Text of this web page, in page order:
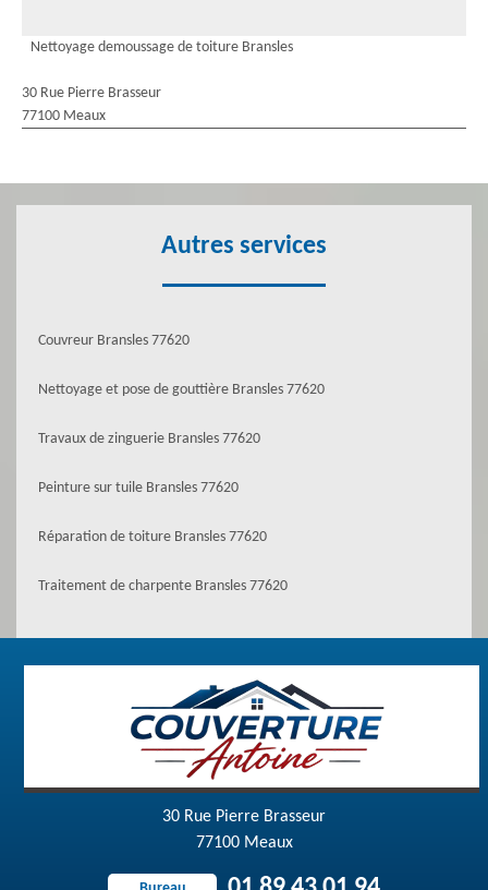
Nettoyage demoussage de toiture Bransles
30 Rue Pierre Brasseur
77100 Meaux
Autres services
Couvreur Bransles 77620
Nettoyage et pose de gouttière Bransles 77620
Travaux de zinguerie Bransles 77620
Peinture sur tuile Bransles 77620
Réparation de toiture Bransles 77620
Traitement de charpente Bransles 77620
30 Rue Pierre Brasseur
77100 Meaux